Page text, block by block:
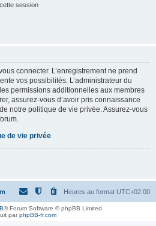
session
connecter. L’enregistrement ne prend
vos possibilités. L’administrateur du
permissions additionnelles aux membres
assurez-vous d’avoir pris connaissance
notre politique de vie privée. Assurez-vous
de vie privée
Heures au format UTC+02:00
® Forum Software © phpBB Limited
parphpBB-fr.com